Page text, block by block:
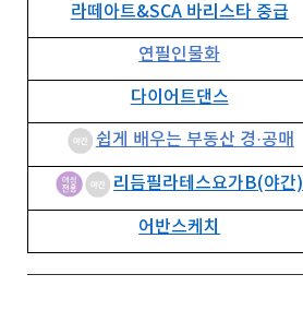
라떼아트&SCA 바리스타 중급
연필인물화
다이어트댄스
쉽게 배우는 부동산 경·공매
리듬필라테스요가B(야간)
어반스케치